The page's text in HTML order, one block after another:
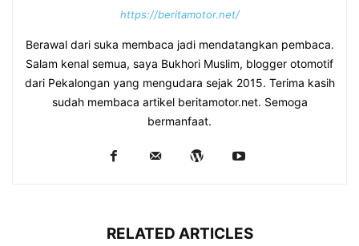
https://beritamotor.net/
Berawal dari suka membaca jadi mendatangkan pembaca.
Salam kenal semua, saya Bukhori Muslim, blogger otomotif
dari Pekalongan yang mengudara sejak 2015. Terima kasih
sudah membaca artikel beritamotor.net. Semoga
bermanfaat.
RELATED ARTICLES